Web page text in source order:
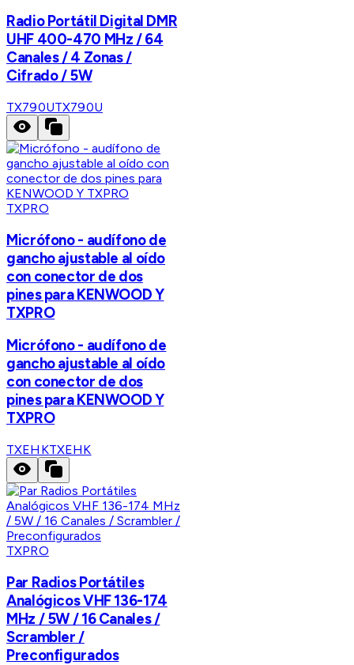
Radio Portátil Digital DMR
UHF 400-470 MHz / 64
Canales / 4 Zonas /
Cifrado / 5W
TX790UTX790U
TXPRO
Micrófono - audífono de
gancho ajustable al oído
con conector de dos
pines para KENWOOD Y
TXPRO
Micrófono - audífono de
gancho ajustable al oído
con conector de dos
pines para KENWOOD Y
TXPRO
TXEHKTXEHK
TXPRO
Par Radios Portátiles
Analógicos VHF 136-174
MHz / 5W / 16 Canales /
Scrambler /
Preconfigurados